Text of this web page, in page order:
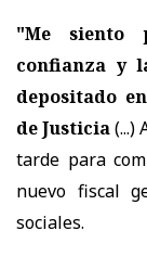
"Me siento
confianza y
depositado
de Justicia(...)
tarde para
nuevo fiscal
sociales.